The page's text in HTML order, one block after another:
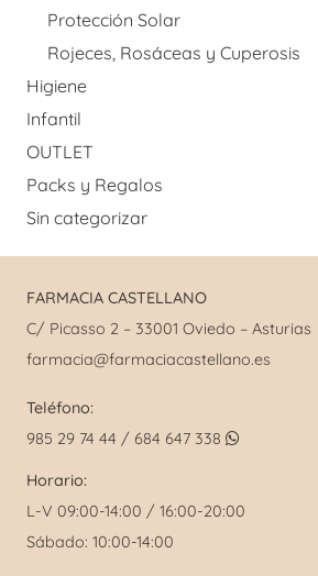
Protección Solar
Rojeces, Rosáceas y Cuperosis
Higiene
Infantil
OUTLET
Packs y Regalos
Sin categorizar
FARMACIA CASTELLANO
C/ Picasso 2 – 33001 Oviedo – Asturias
farmacia@farmaciacastellano.es
Teléfono:
985 29 74 44 / 684 647 338
Horario:
L-V 09:00-14:00 / 16:00-20:00
Sábado: 10:00-14:00